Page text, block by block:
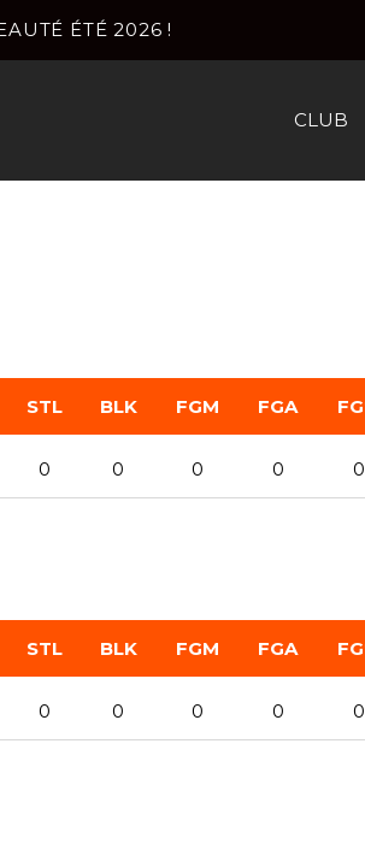
ÉTÉ 2026 !
CLUB
STL BLK FGM FGA
0 0 0 0 0
STL BLK FGM FGA
0 0 0 0 0